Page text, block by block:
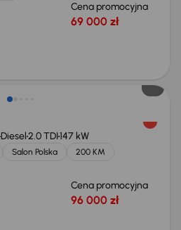
Cena promocyjna
69 000 zł
Diesel2.0 TDI147 kW
Salon Polska
200 KM
Cena promocyjna
96 000 zł